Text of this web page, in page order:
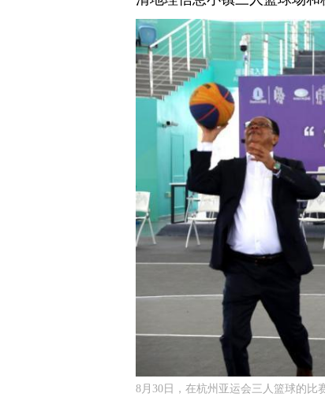
8月30日，在杭州亚运会三人篮球的